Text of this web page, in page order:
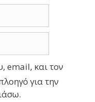
email, και τον
για την